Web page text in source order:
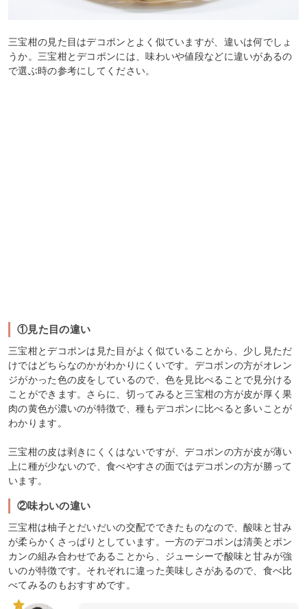
三宝柑の見た目はデコポンとよく似ていますが、違いは何でしょ
うか。三宝柑とデコポンには、味わいや値段などに違いがあるの
で選ぶ時の参考にしてください。
①見た目の違い
三宝柑とデコポンは見た目がよく似ていることから、少し見ただ
けではどちらなのかがわかりにくいです。デコポンの方がオレン
ジがかった色の皮をしているので、色を見比べることで見分ける
ことができます。さらに、切ってみると三宝柑の方が皮が厚く果
肉の黄色が濃いのが特徴で、種もデコポンに比べると多いことが
わかります。
三宝柑の皮は剥きにくくはないですが、デコポンの方が皮が薄い
上に種が少ないので、食べやすさの面ではデコポンの方が勝って
います。
②味わいの違い
三宝柑は柚子とだいだいの交配でできたものなので、酸味と甘み
が柔らかくさっぱりとしています。一方のデコポンは清美とポン
カンの組み合わせであることから、ジューシーで酸味と甘みが強
いのが特徴です。それぞれに違った美味しさがあるので、食べ比
べてみるのもおすすめです。